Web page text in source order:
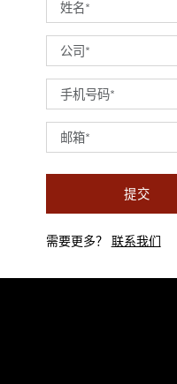
提交
需要更多？ 联系我们